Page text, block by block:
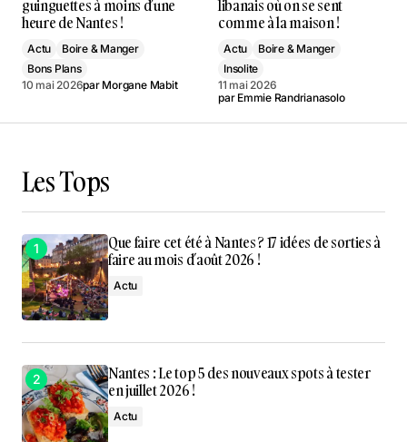
guinguettes à moins d’une
heure de Nantes !
Actu
Boire & Manger
Bons Plans
10 mai 2026par Morgane Mabit
libanais où on se sent
comme à la maison !
Actu
Boire & Manger
Insolite
11 mai 2026
par Emmie Randrianasolo
Les Tops
Que faire cet été à Nantes ? 17 idées de sorties à
faire au mois d’août 2026 !
Actu
Nantes : Le top 5 des nouveaux spots à tester
en juillet 2026 !
Actu